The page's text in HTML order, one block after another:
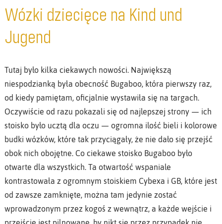
Wózki dziecięce na Kind und
Jugend
Tutaj było kilka ciekawych nowości. Największą
niespodzianką była obecność Bugaboo, która pierwszy raz,
od kiedy pamiętam, oficjalnie wystawiła się na targach.
Oczywiście od razu pokazali się od najlepszej strony — ich
stoisko było ucztą dla oczu — ogromna ilość bieli i kolorowe
budki wózków, które tak przyciągały, że nie dało się przejść
obok nich obojętne. Co ciekawe stoisko Bugaboo było
otwarte dla wszystkich. Ta otwartość wspaniale
kontrastowała z ogromnym stoiskiem Cybexa i GB, które jest
od zawsze zamknięte, można tam jedynie zostać
wprowadzonym przez kogoś z wewnątrz, a każde wejście i